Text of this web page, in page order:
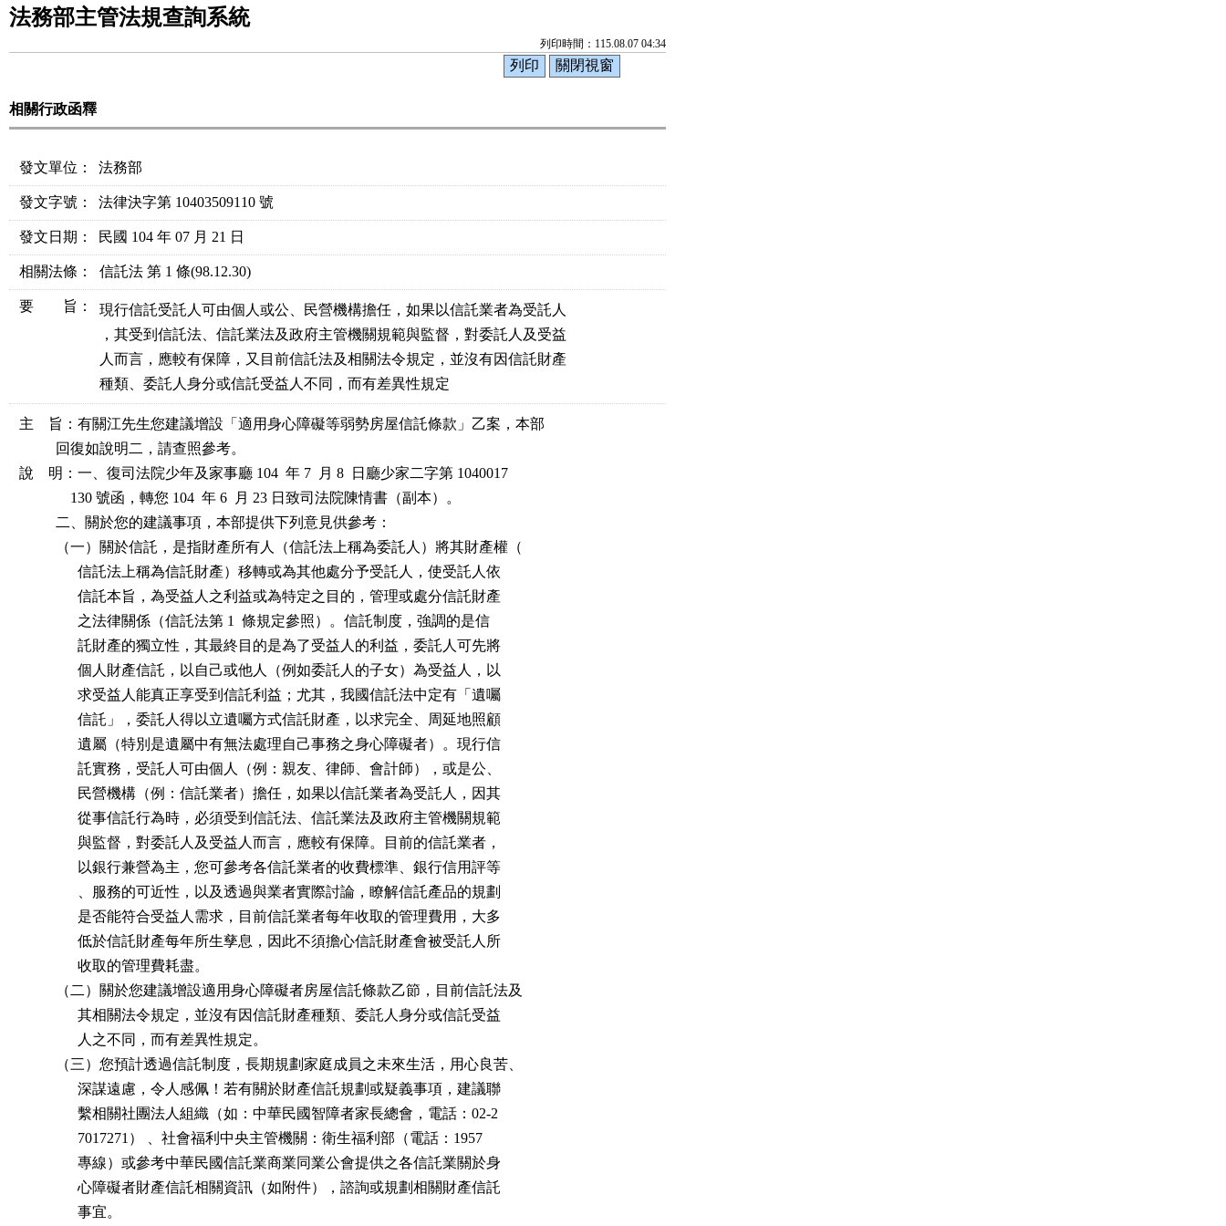
法務部主管法規查詢系統
列印時間：115.08.07 04:34
相關行政函釋
發文單位： 法務部
發文字號： 法律決字第 10403509110 號
發文日期： 民國 104 年 07 月 21 日
相關法條 ： 信託法 第 1 條(98.12.30)
要 旨：
現行信託受託人可由個人或公、民營機構擔任，如果以信託業者為受託人
，其受到信託法、信託業法及政府主管機關規範與監督，對委託人及受益
人而言，應較有保障，又目前信託法及相關法令規定，並沒有因信託財產
種類、委託人身分或信託受益人不同，而有差異性規定
主    旨：有關江先生您建議增設「適用身心障礙等弱勢房屋信託條款」乙案，本部
          回復如說明二，請查照參考。
說    明：一、復司法院少年及家事廳 104  年 7  月 8  日廳少家二字第 1040017
              130 號函，轉您 104  年 6  月 23 日致司法院陳情書（副本）。
          二、關於您的建議事項，本部提供下列意見供參考：
          （一）關於信託，是指財產所有人（信託法上稱為委託人）將其財產權（
                信託法上稱為信託財產）移轉或為其他處分予受託人，使受託人依
                信託本旨，為受益人之利益或為特定之目的，管理或處分信託財產
                之法律關係（信託法第 1  條規定參照）。信託制度，強調的是信
                託財產的獨立性，其最終目的是為了受益人的利益，委託人可先將
                個人財產信託，以自己或他人（例如委託人的子女）為受益人，以
                求受益人能真正享受到信託利益；尤其，我國信託法中定有「遺囑
                信託」，委託人得以立遺囑方式信託財產，以求完全、周延地照顧
                遺屬（特別是遺屬中有無法處理自己事務之身心障礙者）。現行信
                託實務，受託人可由個人（例：親友、律師、會計師），或是公、
                民營機構（例：信託業者）擔任，如果以信託業者為受託人，因其
                從事信託行為時，必須受到信託法、信託業法及政府主管機關規範
                與監督，對委託人及受益人而言，應較有保障。目前的信託業者，
                以銀行兼營為主，您可參考各信託業者的收費標準、銀行信用評等
                、服務的可近性，以及透過與業者實際討論，瞭解信託產品的規劃
                是否能符合受益人需求，目前信託業者每年收取的管理費用，大多
                低於信託財產每年所生孳息，因此不須擔心信託財產會被受託人所
                收取的管理費耗盡。
          （二）關於您建議增設適用身心障礙者房屋信託條款乙節，目前信託法及
                其相關法令規定，並沒有因信託財產種類、委託人身分或信託受益
                人之不同，而有差異性規定。
          （三）您預計透過信託制度，長期規劃家庭成員之未來生活，用心良苦、
                深謀遠慮，令人感佩！若有關於財產信託規劃或疑義事項，建議聯
                繫相關社團法人組織（如：中華民國智障者家長總會，電話：02-2
                7017271） 、社會福利中央主管機關：衛生福利部（電話：1957
                專線）或參考中華民國信託業商業同業公會提供之各信託業關於身
                心障礙者財產信託相關資訊（如附件），諮詢或規劃相關財產信託
                事宜。